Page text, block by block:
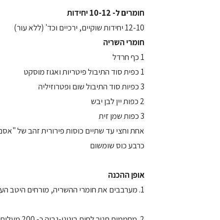
חומרים ל- 10-12 יחידות
12-10 יחידות שוקיים, ירכיים וכד' (ללא עור)
חומרי השריה
1 כף חרדל
1 כפית סוד התיבול פיטריות ואגוז מוסקט
3 כפיות סוד התיבול שום ופטרוזיליה
2 כפות יין לבן יבש
3 כפות שמן זית
אחת וחצי עד שתיים כוסות פירורית זהב של
כרבע כוס שומשום
אופן ההכנה
1. מערבבים את חומרי ההשריה, מורחים היטב העוף ומשרים לכשעתיים, או למשך הלילה.